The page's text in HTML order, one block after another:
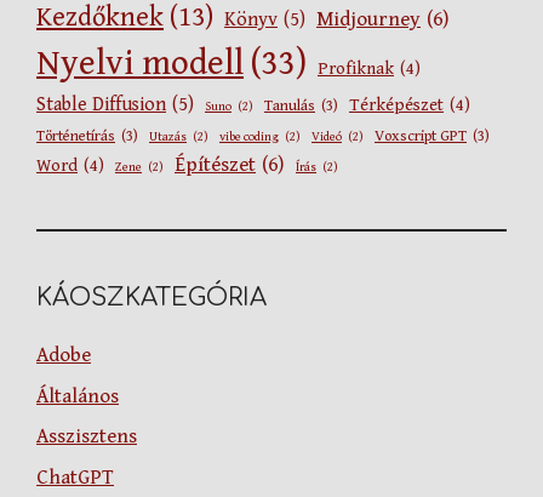
Kezdőknek (13) Könyv (5) Midjourney (6)
Nyelvi modell (33) Profiknak (4)
Stable Diffusion (5) Suno (2) Tanulás (3) Térképészet (4)
Történetírás (3) Utazás (2) vibe coding (2) Videó (2) Voxscript GPT (3)
Word (4) Zene (2) Építészet (6) Írás (2)
KÁOSZKATEGÓRIA
Adobe
Általános
Asszisztens
ChatGPT